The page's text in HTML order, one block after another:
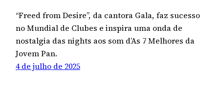
“Freed from Desire”, da cantora Gala, faz sucesso
no Mundial de Clubes e inspira uma onda de
nostalgia das nights aos som d’As 7 Melhores da
Jovem Pan.
4 de julho de 2025